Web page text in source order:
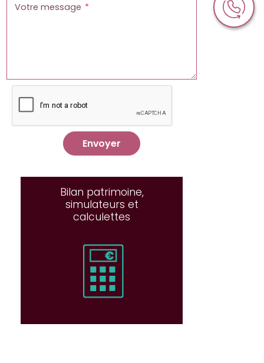
Votre message
Envoyer
Bilan patrimoine,
simulateurs et
calculettes